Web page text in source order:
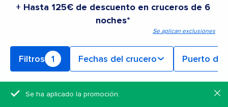
+ Hasta 125€ de descuento en cruceros de 6
noches*
Se aplican exclusiones
Filtros 1 Fechas del crucero Puerto de
Se ha aplicado la promoción.